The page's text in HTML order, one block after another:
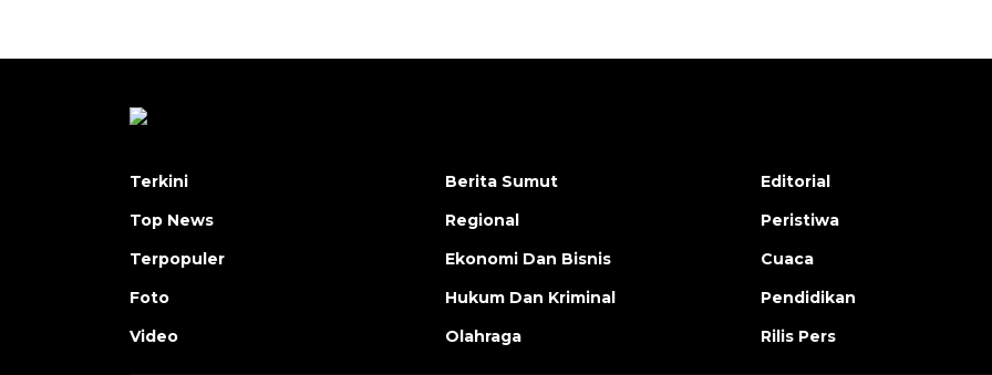
Terkini
Top News
Terpopuler
Foto
Video
Berita Sumut
Regional
Ekonomi Dan Bisnis
Hukum Dan Kriminal
Olahraga
Editorial
Peristiwa
Cuaca
Pendidikan
Rilis Pers